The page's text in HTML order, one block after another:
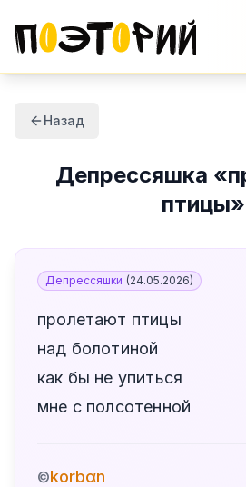
Назад
Депрессяшка «
птицы»
Депрессяшки (24.05.2026)
пролетают птицы
над болотиной
как бы не упиться
мне с полсотенной
©korbαn